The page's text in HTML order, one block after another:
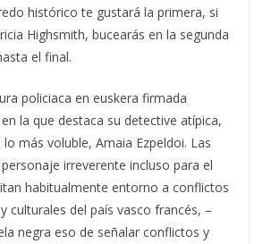
histórico te gustará la primera, si
Highsmith, bucearás en la segunda
el final.
policiaca en euskera firmada
en la que destaca su detective atípica,
más voluble, Amaia Ezpeldoi. Las
irreverente incluso para el
habitualmente entorno a conflictos
culturales del país vasco francés, –
negra eso de señalar conflictos y